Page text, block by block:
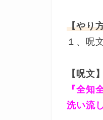
【やり
１、呪
【呪文】
『全知
洗い流